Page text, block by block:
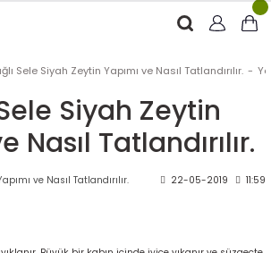
Sele Siyah Zeytin Yapımı ve Nasıl Tatlandırılır.
Siyah Zeytin
Nasıl Tatlandırılır.
ve Nasıl Tatlandırılır. 22-05-2019 11:59